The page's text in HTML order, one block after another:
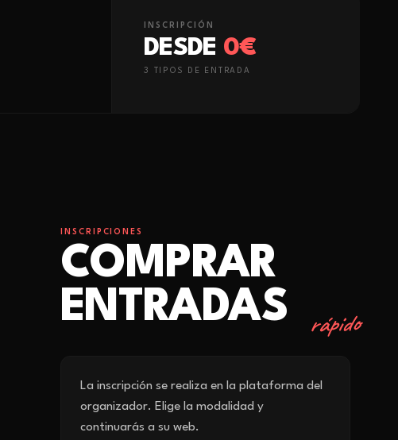
INSCRIPCIÓN
DESDE 0€
3 TIPO S DE ENTRADA
INSCRIPCIONES
COMPRAR
ENTRADAS
rápido
La inscripción se realiza en la plataforma del
organizador. Elige la modalidad y
continuarás a su web.